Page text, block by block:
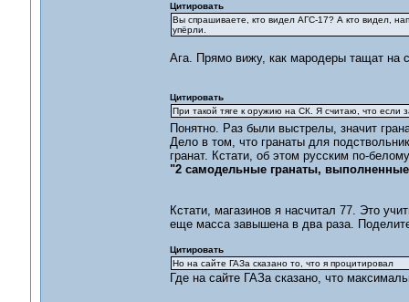
Цитировать
Вы спрашиваете, кто видел АГС-17? А кто видел,
упёрли.
Ага. Прямо вижу, как мародеры тащат на
Цитировать
При такой тяге к оружию на СК. Я считаю, что если
Понятно. Раз были выстрелы, значит
Дело в том, что гранаты для
гранат. Кстати, об этом русским по-
"2 самодельные гранаты,
Кстати, магазинов я насчитал 77. Это
еще масса завышена в два раза.
Цитировать
Но на сайте ГАЗа сказано то, что я процитировал
Где на сайте ГАЗа сказано, что